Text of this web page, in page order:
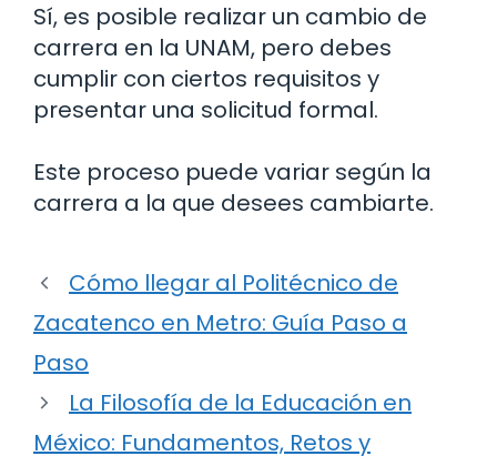
Sí, es posible realizar un cambio de
carrera en la UNAM, pero debes
cumplir con ciertos requisitos y
presentar una solicitud formal.
Este proceso puede variar según la
carrera a la que desees cambiarte.
Cómo llegar al Politécnico de
Zacatenco en Metro: Guía Paso a
Paso
La Filosofía de la Educación en
México: Fundamentos, Retos y